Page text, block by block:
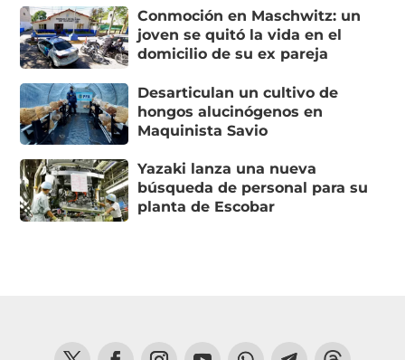
Conmoción en Maschwitz: un
joven se quitó la vida en el
domicilio de su ex pareja
Desarticulan un cultivo de
hongos alucinógenos en
Maquinista Savio
Yazaki lanza una nueva
búsqueda de personal para su
planta de Escobar